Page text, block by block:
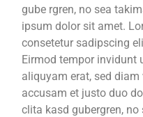
gube rgren, no sea
ipsum dolor sit amet.
consetetur sadipscing
Eirmod tempor invidunt
aliquyam erat, sed
accusam et justo duo
clita kasd gubergren,